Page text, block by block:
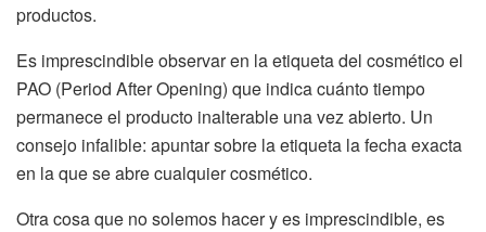
productos.
Es imprescindible observar en la etiqueta del cosmético el
PAO (Period After Opening) que indica cuánto tiempo
permanece el producto inalterable una vez abierto. Un
consejo infalible: apuntar sobre la etiqueta la fecha exacta
en la que se abre cualquier cosmético.
Otra cosa que no solemos hacer y es imprescindible, es